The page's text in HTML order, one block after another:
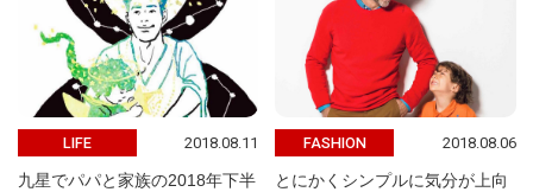
LIFE 2018.08.11
九星でパパと家族の2018年下半
FASHION 2018.08.06
とにかくシンプルに気分が上向